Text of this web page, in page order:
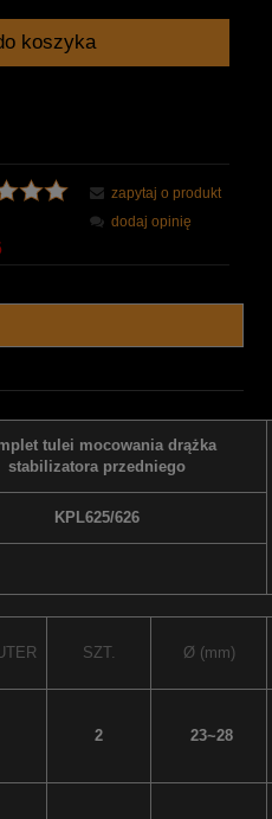
koszyka
zapytaj o produkt
dodaj opinię
tulei mocowania drążka
stabilizatora przedniego
KPL625/626
SZT. Ø (mm)
2 23~28